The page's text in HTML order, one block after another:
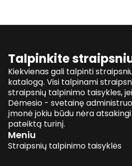
Talpinkite
Kiekvienas gali talpinti
katalogą. Visi talpinami
straipsnių talpinimo taisykles,
Dėmesio - svetainę
įmonė jokiu būdu nėra
pateiktą turinį.
Meniu
Straipsnių talpinimo taisyklės